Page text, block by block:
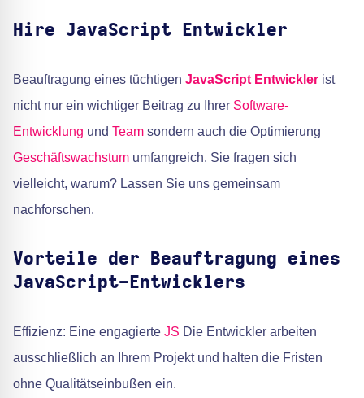
Hire JavaScript Entwickler
Beauftragung eines tüchtigen JavaScript Entwickler ist
nicht nur ein wichtiger Beitrag zu Ihrer Software-
Entwicklung und Team sondern auch die Optimierung
Geschäftswachstum umfangreich. Sie fragen sich
vielleicht, warum? Lassen Sie uns gemeinsam
nachforschen.
Vorteile der Beauftragung eines
JavaScript-Entwicklers
Effizienz: Eine engagierte JS Die Entwickler arbeiten
ausschließlich an Ihrem Projekt und halten die Fristen
ohne Qualitätseinbußen ein.